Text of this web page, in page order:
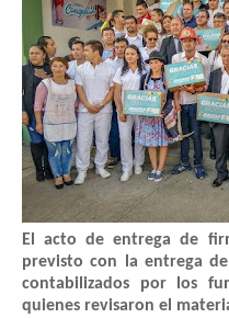
El acto de entrega de
previsto con la entrega
contabilizados por los
quienes revisaron el